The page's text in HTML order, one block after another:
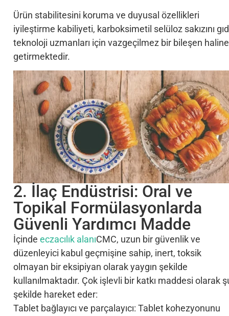
Ürün stabilitesini koruma ve duyusal özellikleri
iyileştirme kabiliyeti, karboksimetil selüloz sakızını
teknoloji uzmanları için vazgeçilmez bir bileşen haline
getirmektedir.
2. İlaç Endüstrisi: Oral ve
Topikal Formülasyonlarda
Güvenli Yardımcı Madde
İçinde eczacılık alanıCMC, uzun bir güvenlik ve
düzenleyici kabul geçmişine sahip, inert, toksik
olmayan bir eksipiyan olarak yaygın şekilde
kullanılmaktadır. Çok işlevli bir katkı maddesi olarak
şekilde hareket eder:
Tablet bağlayıcı ve parçalayıcı: Tablet kohezyonunu